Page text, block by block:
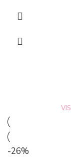
-26%